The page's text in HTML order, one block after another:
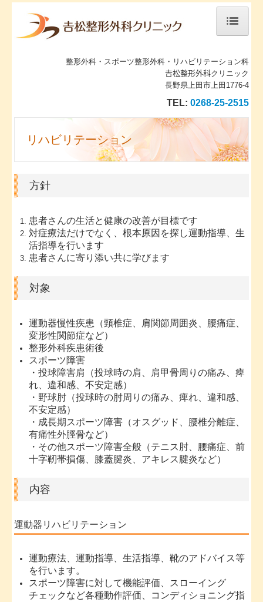
施設、設備など
地図、交通案内
整形外科・スポーツ整形外科・リハビリテーション科
𠮷松整形外科クリニック
長野県上田市上田1776-4
TEL: 0268-25-2515
リハビリテーション
方針
患者さんの生活と健康の改善が目標です
対症療法だけでなく、根本原因を探し運動指導、生
活指導を行います
患者さんに寄り添い共に学びます
対象
運動器慢性疾患（頸椎症、肩関節周囲炎、腰痛症、
変形性関節症など）
整形外科疾患術後
スポーツ障害
・投球障害肩（投球時の肩、肩甲骨周りの痛み、痺
れ、違和感、不安定感）
・野球肘（投球時の肘周りの痛み、痺れ、違和感、
不安定感）
・成長期スポーツ障害（オスグッド、腰椎分離症、
有痛性外脛骨など）
・その他スポーツ障害全般（テニス肘、腰痛症、前
十字靭帯損傷、膝蓋腱炎、アキレス腱炎など）
内容
運動器リハビリテーション
運動療法、運動指導、生活指導、靴のアドバイス等
を行います。
スポーツ障害に対して機能評価、スローイング
チェックなど各種動作評価、コンディショニング指